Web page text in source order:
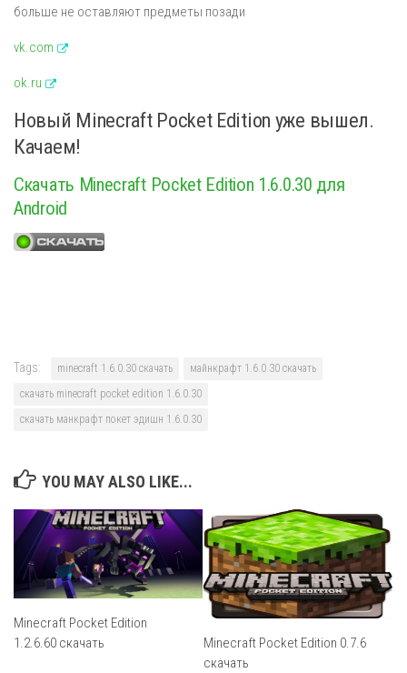
больше не оставляют предметы позади
vk.com
ok.ru
Новый Minecraft Pocket Edition уже вышел.
Качаем!
Скачать Minecraft Pocket Edition 1.6.0.30 для
Android
Tags: minecraft 1.6.0.30 скачать
майнкрафт 1.6.0.30 скачать
скачать minecraft pocket edition 1.6.0.30
скачать манкрафт покет эдишн 1.6.0.30
YOU MAY ALSO LIKE...
Minecraft Pocket Edition
1.2.6.60 скачать
Minecraft Pocket Edition 0.7.6
скачать